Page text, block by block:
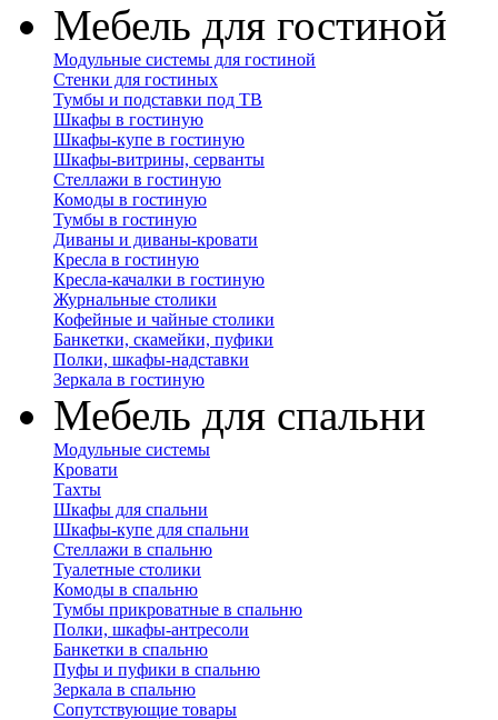
Мебель для гостиной
Модульные системы для гостиной
Стенки для гостиных
Тумбы и подставки под ТВ
Шкафы в гостиную
Шкафы-купе в гостиную
Шкафы-витрины, серванты
Стеллажи в гостиную
Комоды в гостиную
Тумбы в гостиную
Диваны и диваны-кровати
Кресла в гостиную
Кресла-качалки в гостиную
Журнальные столики
Кофейные и чайные столики
Банкетки, скамейки, пуфики
Полки, шкафы-надставки
Зеркала в гостиную
Мебель для спальни
Модульные системы
Кровати
Тахты
Шкафы для спальни
Шкафы-купе для спальни
Стеллажи в спальню
Туалетные столики
Комоды в спальню
Тумбы прикроватные в спальню
Полки, шкафы-антресоли
Банкетки в спальню
Пуфы и пуфики в спальню
Зеркала в спальню
Сопутствующие товары